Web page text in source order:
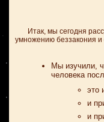
Итак, мы сегодня
умножению беззакония
Мы изучили,
человека
это
и
и